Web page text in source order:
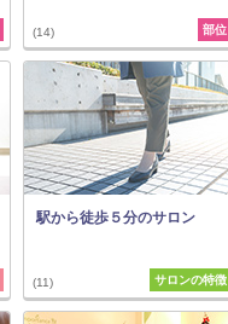
(14) 部位
駅から徒歩５分のサロン
(11) サロンの特徴